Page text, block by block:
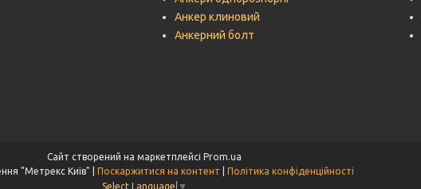
Анкер клиновий
Анкерний болт
Сайт створений на маркетплейсі Prom.ua
Поскаржитися на контент
Політика конфіденційності
Select Language ▼